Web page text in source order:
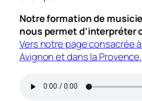
Notre formation de
nous permet d’interpréter
Vers notre page consacrée
Avignon et dans la Provence.